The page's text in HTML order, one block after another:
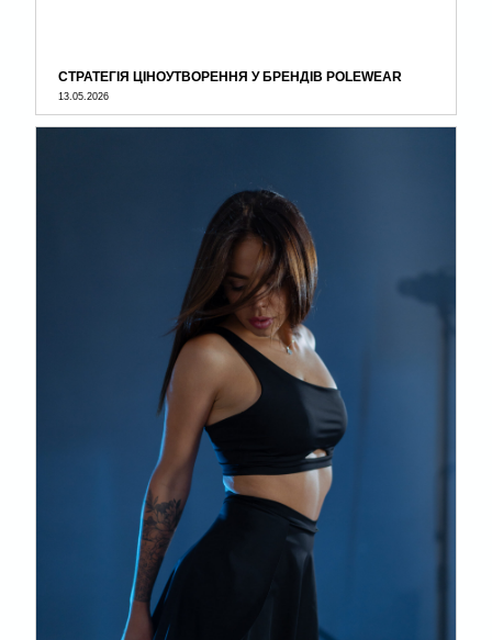
СТРАТЕГІЯ ЦІНОУТВОРЕННЯ У БРЕНДІВ POLEWEAR
13.05.2026